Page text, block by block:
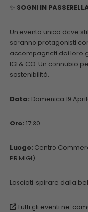
✨ SOGNI IN PASSERELLA
Un evento unico dove
saranno protagonisti
accompagnati dai loro
IGI & CO. Un connubio
sostenibilità.
Data: Domenica 19
Ore: 17:30
Luogo: Centro
PRIMIGI)
Lasciati ispirare dalla
Tutti gli eventi nel